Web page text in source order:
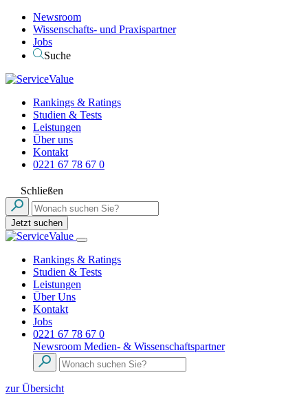
Newsroom
Wissenschafts- und Praxispartner
Jobs
Suche
Rankings & Ratings
Studien & Tests
Leistungen
Über uns
Kontakt
0221 67 78 67 0
Schließen
Jetzt suchen
Rankings & Ratings
Studien & Tests
Leistungen
Über Uns
Kontakt
Jobs
0221 67 78 67 0
Newsroom Medien- & Wissenschaftspartner
zur Übersicht